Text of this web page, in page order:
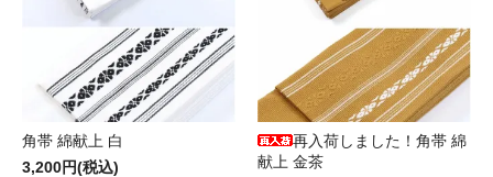
角帯 綿献上 白
3,200円(税込)
再入荷しました！角帯 綿
献上 金茶